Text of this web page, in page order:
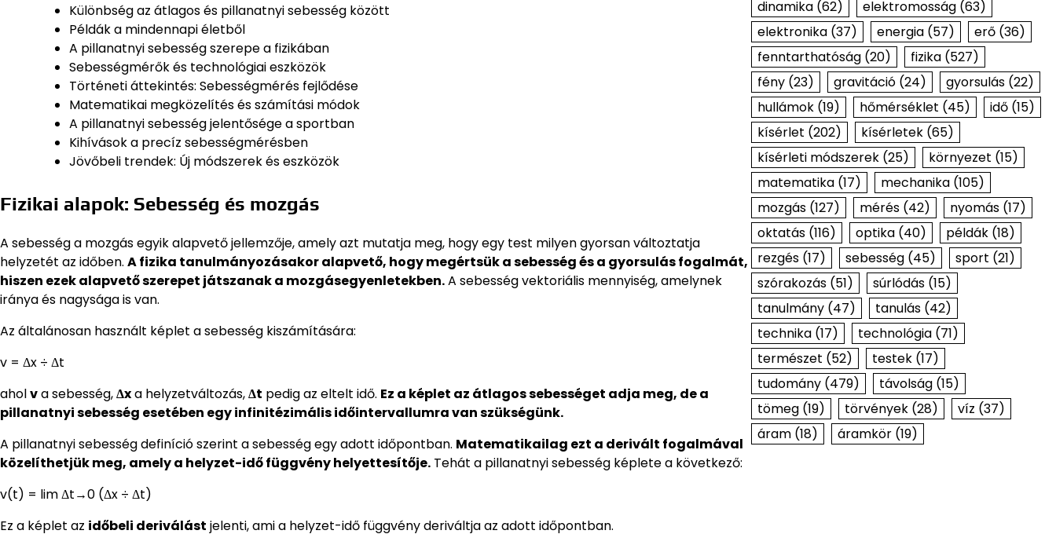
Különbség az átlagos és pillanatnyi sebesség között
Példák a mindennapi életből
A pillanatnyi sebesség szerepe a fizikában
Sebességmérők és technológiai eszközök
Történeti áttekintés: Sebességmérés fejlődése
Matematikai megközelítés és számítási módok
A pillanatnyi sebesség jelentősége a sportban
Kihívások a precíz sebességmérésben
Jövőbeli trendek: Új módszerek és eszközök
Fizikai alapok: Sebesség és mozgás
A sebesség a mozgás egyik alapvető jellemzője, amely azt mutatja meg, hogy egy test milyen gyorsan változtatja
helyzetét az időben. A fizika tanulmányozásakor alapvető, hogy megértsük a sebesség és a gyorsulás fogalmát,
hiszen ezek alapvető szerepet játszanak a mozgásegyenletekben.A sebesség vektoriális mennyiség, amelynek
iránya és nagysága is van.
Az általánosan használt képlet a sebesség kiszámítására:
v = Δx ÷ Δt
aholva sebesség,Δxa helyzetváltozás,Δt pedig az eltelt idő. Ez a képlet az átlagos sebességet adja meg, de a
pillanatnyi sebesség esetében egy infinitézimális időintervallumra van szükségünk.
A pillanatnyi sebesség definíció szerint a sebesség egy adott időpontban. Matematikailag ezt a derivált fogalmával
közelíthetjük meg, amely a helyzet-idő függvény helyettesítője. Tehát a pillanatnyi sebesség képlete a következő:
v(t) = lim Δt→0 (Δx ÷ Δt)
Ez a képlet az időbeli deriválást jelenti, ami a helyzet-idő függvény deriváltja az adott időpontban.
dinamika(62) elektromosság(63)
elektronika(37) energia(57) erő(36)
fenntarthatóság(20) fizika(527)
fény(23) gravitáció(24) gyorsulás(22)
hullámok(19) hőmérséklet (45) idő(15)
kísérlet (202) kísérletek(65)
kísérleti módszerek(25) környezet (15)
matematika(17) mechanika(105)
mozgás(127) mérés(42) nyomás(17)
oktatás(116) optika(40) példák(18)
rezgés(17) sebesség(45) sport (21)
szórakozás(51) súrlódás(15)
tanulmány(47) tanulás(42)
technika(17) technológia(71)
természet (52) testek(17)
tudomány(479) távolság(15)
tömeg(19) törvények(28) víz (37)
áram(18) áramkör(19)